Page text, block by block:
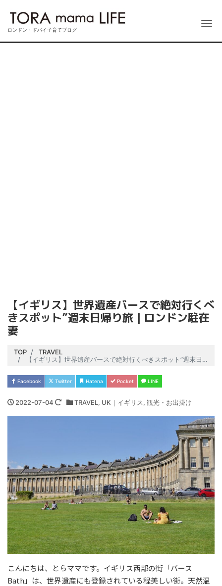
ロンドン・ドバイ子育てブログ
【イギリス】世界遺産バースで絶対行くべ
きスポット”週末日帰り旅｜ロンドン駐在
妻
TOP
TRAVEL
【イギリス】世界遺産バースで絶対行くべきスポット”週末日帰り旅｜ロンドン駐在妻
Facebook Twitter Hatena Pocket LINE
2022-07-04 TRAVEL, UK｜イギリス, 観光・お出掛け
こんにちは、とらママです。イギリス西部の街「バース
Bath」は、世界遺産にも登録されている程美しい街。天然温